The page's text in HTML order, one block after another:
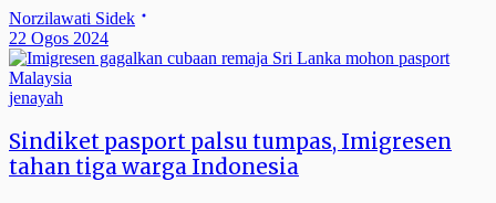
Norzilawati Sidek
22 Ogos 2024
jenayah
Sindiket pasport palsu tumpas, Imigresen
tahan tiga warga Indonesia